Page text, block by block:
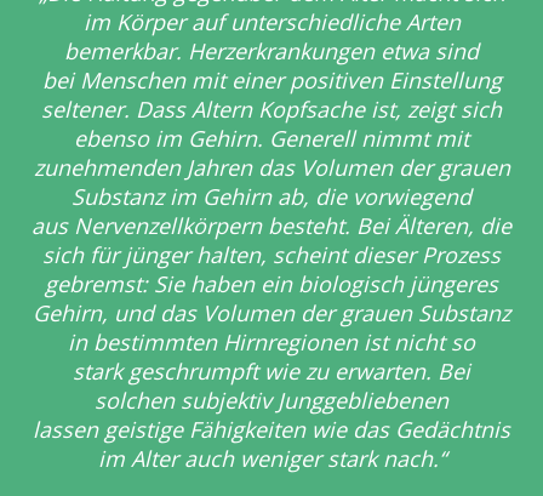
im Körper aufunterschiedliche Arten
bemerkbar. Herzerkrankungen etwa sind
bei Menschen mit einer positiven Einstellung
seltener. Dass Altern Kopfsache ist, zeigt sich
ebenso im Gehirn. Generell nimmt mit
zunehmenden Jahren das Volumen der grauen
Substanz im Gehirn ab, die vorwiegend
aus Nervenzellkörpern besteht. Bei Älteren, die
sich für jünger halten, scheintdieser Prozess
gebremst: Sie haben ein biologisch jüngeres
Gehirn, und das Volumen der grauen Substanz
in bestimmten Hirnregionen ist nicht so
starkgeschrumpft wie zu erwarten. Bei
solchen subjektiv Junggebliebenen
lassen geistige Fähigkeiten wie das Gedächtnis
im Alter auch weniger stark nach.“